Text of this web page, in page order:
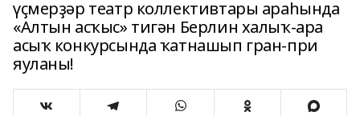
үҫмерҙәр театр коллективтары араһында
«Алтын асҡыс» тигән Берлин халыҡ-ара
асыҡ конкурсында ҡатнашып гран-при
яуланы!